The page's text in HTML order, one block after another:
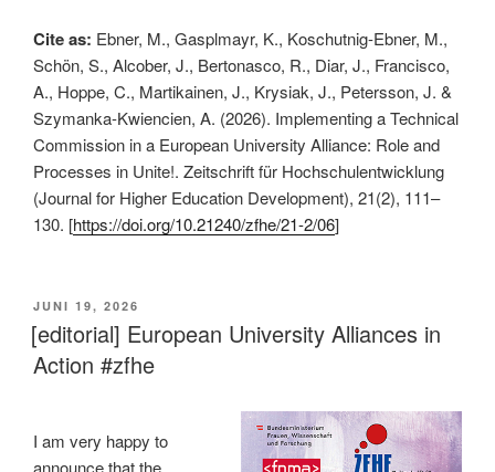
Cite as: Ebner, M., Gasplmayr, K., Koschutnig-Ebner, M.,
Schön, S., Alcober, J., Bertonasco, R., Diar, J., Francisco,
A., Hoppe, C., Martikainen, J., Krysiak, J., Petersson, J. &
Szymanka-Kwiencien, A. (2026). Implementing a Technical
Commission in a European University Alliance: Role and
Processes in Unite!. Zeitschrift für Hochschulentwicklung
(Journal for Higher Education Development), 21(2), 111–
130. [https://doi.org/10.21240/zfhe/21-2/06]
VERÖFFENTLICHT
AM
JUNI 19, 2026
[editorial] European University Alliances in
Action #zfhe
I am very happy to
announce that the